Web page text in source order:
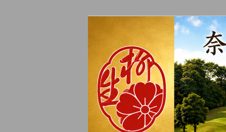
奈良柳生カ
季節の話題、クラブの出来事
れに発信します。